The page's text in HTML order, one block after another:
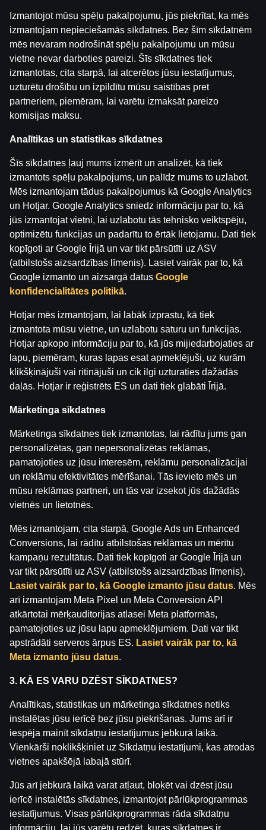
Fresh Fruit Deluxe Pirate Pledge: Frozen Seas Hold & Win
Sun Wind Cash Boat
King's Gold Hold and WinSeven Seven Money BloxxCandyman Santa
Pablo El Diablo Extra Win X Thanksgiving
Lucky Fortune Door WildSpooky Spooky
MonyMax Book HuntHorus Treasure WildVictorian Vaults
Rādīt vairāk
11.lv online kazino
11.lv tiešsaistes kazino atradīsi vairāk nekā 4000 kazino
spēles jeb spēļu automātus. No klasikām kā Book of Ra,
Izmantojot mūsu spēļu pakalpojumu, jūs piekrītat, ka mēs
izmantojam nepieciešamās sīkdatnes. Bez šīm sīkdatnēm
mēs nevaram nodrošināt spēļu pakalpojumu un mūsu
vietne nevar darboties pareizi. Šīs sīkdatnes tiek
izmantotas, cita starpā, lai atcerētos jūsu iestatījumus,
uzturētu drošību un izpildītu mūsu saistības pret
partneriem, piemēram, lai varētu izmaksāt pareizo
komisijas maksu.
Analītikas un statistikas sīkdatnes
Šīs sīkdatnes ļauj mums izmērīt un analizēt, kā tiek
izmantots spēļu pakalpojums, un palīdz mums to uzlabot.
Mēs izmantojam tādus pakalpojumus kā Google Analytics
un Hotjar. Google Analytics sniedz informāciju par to, kā
jūs izmantojat vietni, lai uzlabotu tās tehnisko veiktspēju,
optimizētu funkcijas un padarītu to ērtāk lietojamu. Dati tiek
kopīgoti ar Google Īrijā un var tikt pārsūtīti uz ASV
(atbilstošs aizsardzības līmenis). Lasiet vairāk par to, kā
Google izmanto un aizsargā datus Google
konfidencialitātes politikā.
Hotjar mēs izmantojam, lai labāk izprastu, kā tiek
izmantota mūsu vietne, un uzlabotu saturu un funkcijas.
Hotjar apkopo informāciju par to, kā jūs mijiedarbojaties ar
lapu, piemēram, kuras lapas esat apmeklējuši, uz kurām
klikšķinājuši vai ritinājuši un cik ilgi uzturaties dažādās
daļās. Hotjar ir reģistrēts ES un dati tiek glabāti Īrijā.
Mārketinga sīkdatnes
Mārketinga sīkdatnes tiek izmantotas, lai rādītu jums gan
personalizētas, gan nepersonalizētas reklāmas,
pamatojoties uz jūsu interesēm, reklāmu personalizācijai
un reklāmu efektivitātes mērīšanai. Tās ievieto mēs un
mūsu reklāmas partneri, un tās var izsekot jūs dažādās
vietnēs un lietotnēs.
Mēs izmantojam, cita starpā, Google Ads un Enhanced
Conversions, lai rādītu atbilstošas reklāmas un mērītu
kampaņu rezultātus. Dati tiek kopīgoti ar Google Īrijā un
var tikt pārsūtīti uz ASV (atbilstošs aizsardzības līmenis).
Lasiet vairāk par to, kā Google izmanto jūsu datus. Mēs
arī izmantojam Meta Pixel un Meta Conversion API
atkārtotai mērķauditorijas atlasei Meta platformās,
pamatojoties uz jūsu lapu apmeklējumiem. Dati var tikt
apstrādāti serveros ārpus ES. Lasiet vairāk par to, kā
Meta izmanto jūsu datus.
3. KĀ ES VARU DZĒST SĪKDATNES?
Analītikas, statistikas un mārketinga sīkdatnes netiks
instalētas jūsu ierīcē bez jūsu piekrišanas. Jums arī ir
iespēja mainīt sīkdatņu iestatījumus jebkurā laikā.
Vienkārši noklikšķiniet uz Sīkdatņu iestatījumi, kas atrodas
vietnes apakšējā labajā stūrī.
Jūs arī jebkurā laikā varat atļaut, bloķēt vai dzēst jūsu
ierīcē instalētās sīkdatnes, izmantojot pārlūkprogrammas
iestatījumus. Visas pārlūkprogrammas rāda sīkdatņu
informāciju, lai jūs varētu redzēt, kuras sīkdatnes ir